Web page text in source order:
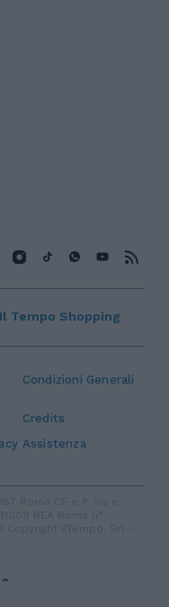
Condizioni Generali
Credits
Assistenza
Il Tempo Shopping